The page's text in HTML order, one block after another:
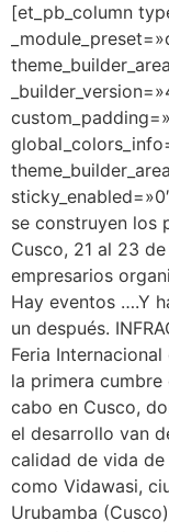
[et_pb_column
se construyen los
Cusco, 21 al 23
empresarios
Hay eventos ….Y
un después.
Feria
la primera
cabo en Cusco,
el desarrollo van
calidad de vida de
como Vidawasi,
Urubamba